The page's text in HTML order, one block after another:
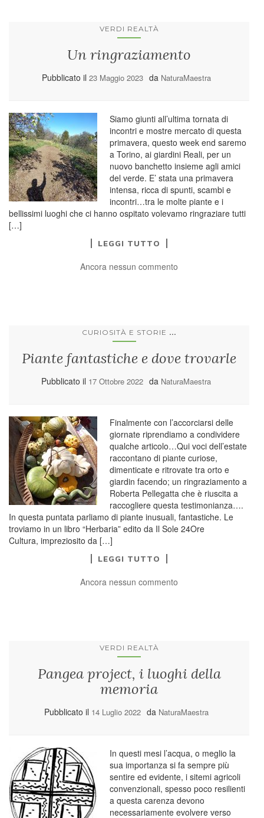
VERDI REALTÀ
Un ringraziamento
Pubblicato il 23 Maggio 2023 da NaturaMaestra
Siamo giunti all’ultima tornata di
incontri e mostre mercato di questa
primavera, questo week end saremo
a Torino, ai giardini Reali, per un
nuovo banchetto insieme agli amici
del verde. E’ stata una primavera
intensa, ricca di spunti, scambi e
incontri…tra le molte piante e i
bellissimi luoghi che ci hanno ospitato volevamo ringraziare tutti
[…]
LEGGI TUTTO
Ancora nessun commento
CURIOSITÀ E STORIE ...
Piante fantastiche e dove trovarle
Pubblicato il 17 Ottobre 2022 da NaturaMaestra
Finalmente con l’accorciarsi delle
giornate riprendiamo a condividere
qualche articolo…Qui voci dell’estate
raccontano di piante curiose,
dimenticate e ritrovate tra orto e
giardin facendo; un ringraziamento a
Roberta Pellegatta che è riuscita a
raccogliere questa testimonianza….
In questa puntata parliamo di piante inusuali, fantastiche. Le
troviamo in un libro “Herbaria” edito da Il Sole 24Ore
Cultura, impreziosito da […]
LEGGI TUTTO
Ancora nessun commento
VERDI REALTÀ
Pangea project, i luoghi della
memoria
Pubblicato il 14 Luglio 2022 da NaturaMaestra
In questi mesi l’acqua, o meglio la
sua importanza si fa sempre più
sentire ed evidente, i sitemi agricoli
convenzionali, spesso poco resilienti
a questa carenza devono
necessariamente evolvere verso